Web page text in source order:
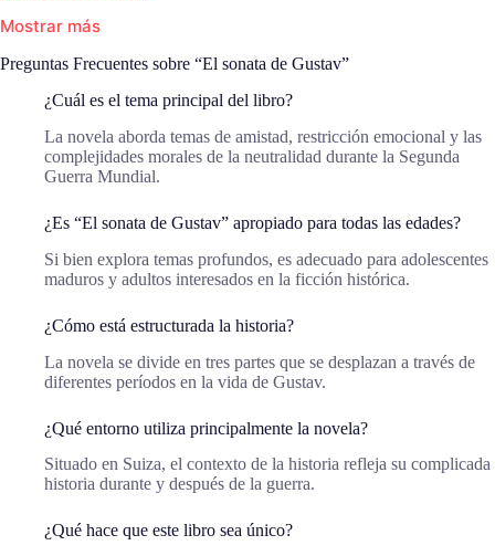
Mostrar más
Preguntas Frecuentes sobre “El sonata de Gustav”
¿Cuál es el tema principal del libro?
La novela aborda temas de amistad, restricción emocional y las
complejidades morales de la neutralidad durante la Segunda
Guerra Mundial.
¿Es “El sonata de Gustav” apropiado para todas las edades?
Si bien explora temas profundos, es adecuado para adolescentes
maduros y adultos interesados en la ficción histórica.
¿Cómo está estructurada la historia?
La novela se divide en tres partes que se desplazan a través de
diferentes períodos en la vida de Gustav.
¿Qué entorno utiliza principalmente la novela?
Situado en Suiza, el contexto de la historia refleja su complicada
historia durante y después de la guerra.
¿Qué hace que este libro sea único?